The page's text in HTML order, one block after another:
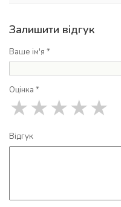
Залишити відгук
Ваше ім'я *
Оцінка *
★
★
★
★
★
Відгук